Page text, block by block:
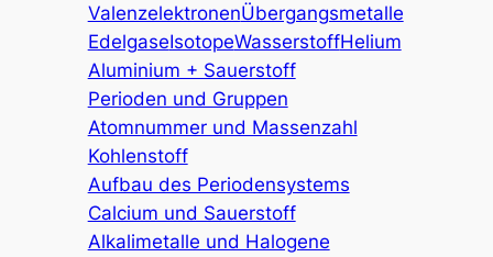
ValenzelektronenÜbergangsmetalle
EdelgaseIsotopeWasserstoffHelium
Aluminium + Sauerstoff
Perioden und Gruppen
Atomnummer und Massenzahl
Kohlenstoff
Aufbau des Periodensystems
Calcium und Sauerstoff
Alkalimetalle und Halogene